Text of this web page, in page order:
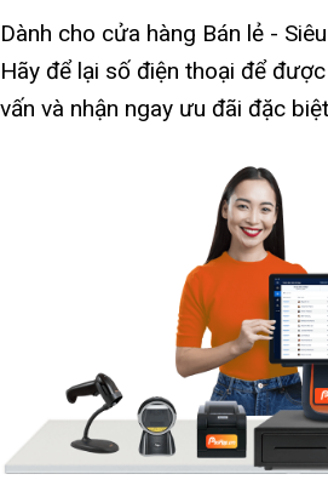
Dành cho cửa hàng Bán lẻ -
Hãy để lại số điện thoại để
vấn và nhận ngay ưu đãi đặc